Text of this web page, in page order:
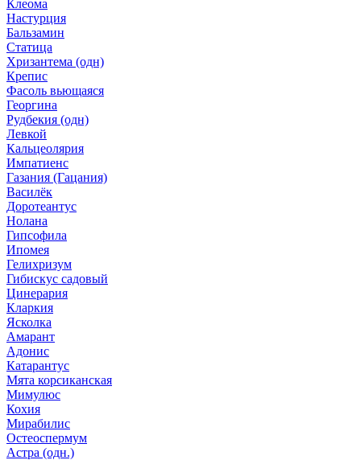
Клеома
Настурция
Бальзамин
Статица
Хризантема (одн)
Крепис
Фасоль вьющаяся
Георгина
Рудбекия (одн)
Левкой
Кальцеолярия
Импатиенс
Газания (Гацания)
Василёк
Доротеантус
Нолана
Гипсофила
Ипомея
Гелихризум
Гибискус садовый
Цинерария
Кларкия
Ясколка
Амарант
Адонис
Катарантус
Мята корсиканская
Мимулюс
Кохия
Мирабилис
Остеоспермум
Астра (одн.)